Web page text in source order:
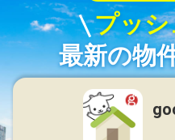
プッシ
最新の物